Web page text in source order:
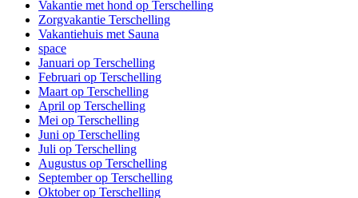
Vakantie met hond op Terschelling
Zorgvakantie Terschelling
Vakantiehuis met Sauna
space
Januari op Terschelling
Februari op Terschelling
Maart op Terschelling
April op Terschelling
Mei op Terschelling
Juni op Terschelling
Juli op Terschelling
Augustus op Terschelling
September op Terschelling
Oktober op Terschelling